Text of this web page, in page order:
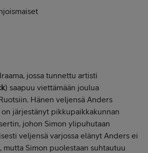
jossa tunnettu artisti
) saapuu viettämään joulua
Hänen veljensä Anders
on järjestänyt pikkupaikkakunnan
johon Simon ylipuhutaan
veljensä varjossa elänyt Anders ei
mutta Simon puolestaan suhtautuu